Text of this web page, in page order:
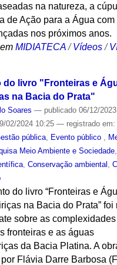
na natureza, a
de Ação para a Água com
nos próximos anos.
MIDIATECA /Vídeos /
do livro "Fronteiras e
na Bacia do Prata"
Soares — publicado06/12/2023
02/2024 10:25 — registrado em:
pública, Evento público ,
Meio Ambiente e Sociedade,
, Conservação ambiental ,
do livro “Fronteiras e
na Bacia do Prata” foi
sobre as
fronteiras e as águas
da Bacia Platina. A
Flávia Darre Barbosa